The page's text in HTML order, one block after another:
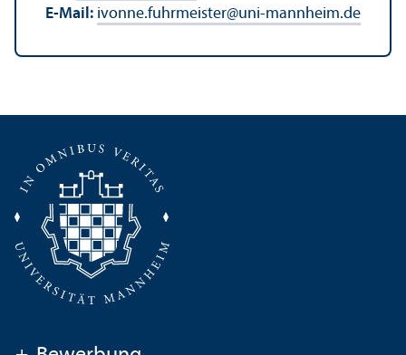
E-Mail: ivonne.fuhrmeister@uni-mannheim.de